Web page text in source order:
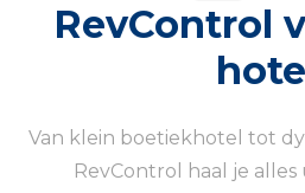
Over ons
Taalkeuze
RevControl
Van klein boetiekhotel tot
RevControl haal je